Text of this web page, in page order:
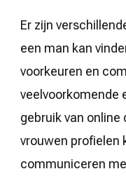
Er zijn
een man kan
voorkeuren en
veelvoorkomende
gebruik van
vrouwen profielen
communiceren